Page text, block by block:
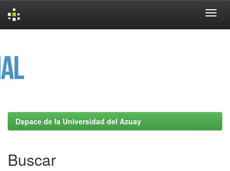
Dspace de la Universidad del Azuay
Buscar